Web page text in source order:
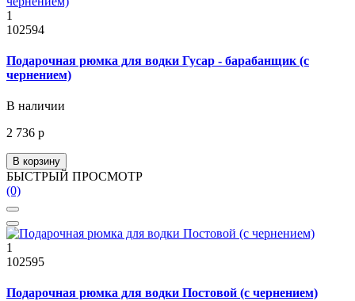
1
102594
Подарочная рюмка для водки Гусар - барабанщик (с
чернением)
В наличии
2 736 р
В корзину
БЫСТРЫЙ ПРОСМОТР
(0)
1
102595
Подарочная рюмка для водки Постовой (с чернением)